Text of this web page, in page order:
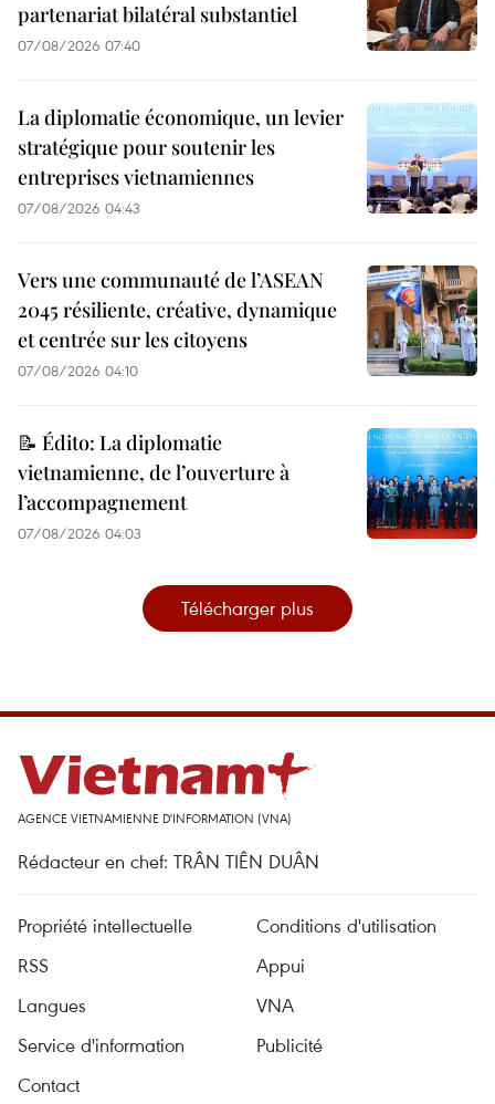
partenariat bilatéral substantiel
07/08/2026 07:40
La diplomatie économique, un levier
stratégique pour soutenir les
entreprises vietnamiennes
07/08/2026 04:43
Vers une communauté de l’ASEAN
2045 résiliente, créative, dynamique
et centrée sur les citoyens
07/08/2026 04:10
📝 Édito: La diplomatie
vietnamienne, de l’ouverture à
l’accompagnement
07/08/2026 04:03
Télécharger plus
AGENCE VIETNAMIENNE D'INFORMATION (VNA)
Rédacteur en chef: TRÂN TIÊN DUÂN
Propriété intellectuelle
Conditions d'utilisation
RSS
Appui
Langues
VNA
Service d'information
Publicité
Contact